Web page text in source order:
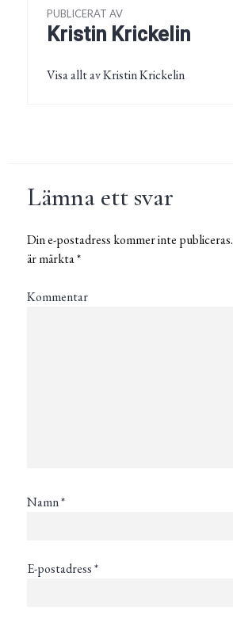
PUBLICERAT AV
Kristin Krickelin
Visa allt av Kristin Krickelin
Lämna ett svar
Din e-postadress kommer inte publiceras.
är märkta*
Kommentar
Namn*
E-postadress*